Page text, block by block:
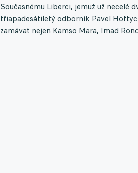
Současnému Liberci, jemuž už necelé
třiapadesátiletý odborník Pavel
zamávat nejen Kamso Mara, Imad